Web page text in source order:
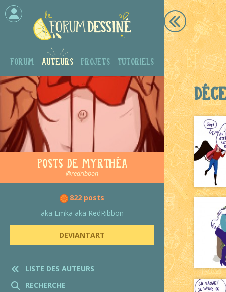
Forum Auteurs Projets Tutoriels
Posts de Myrthéa
@redribbon
822 posts
aka Emka aka RedRibbon
DEVIANTART
LISTE DES AUTEURS
RECHERCHE